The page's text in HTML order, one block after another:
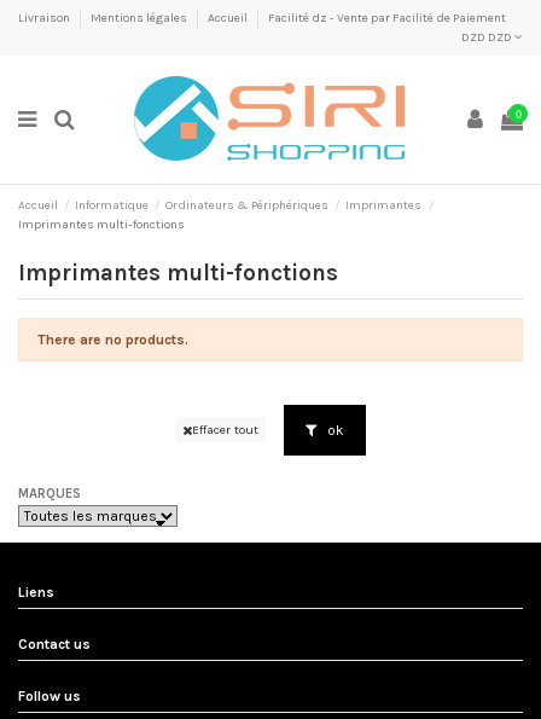
Livraison Mentions légales Accueil
Facilité dz - Vente par Facilité de Paiement
DZD DZD
0
Accueil Informatique Ordinateurs & Périphériques
Imprimantes
Imprimantes multi-fonctions
Imprimantes multi-fonctions
There are no products.
Effacer tout ok
MARQUES
Liens
Contact us
Follow us